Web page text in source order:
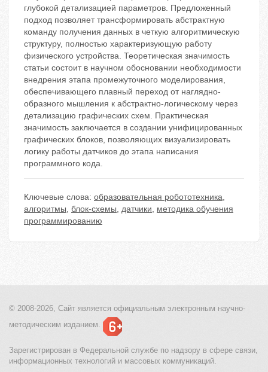
глубокой детализацией параметров. Предложенный
подход позволяет трансформировать абстрактную
команду получения данных в четкую алгоритмическую
структуру, полностью характеризующую работу
физического устройства. Теоретическая значимость
статьи состоит в научном обосновании необходимости
внедрения этапа промежуточного моделирования,
обеспечивающего плавный переход от наглядно-
образного мышления к абстрактно-логическому через
детализацию графических схем. Практическая
значимость заключается в создании унифицированных
графических блоков, позволяющих визуализировать
логику работы датчиков до этапа написания
программного кода.
Ключевые слова: образовательная робототехника,
алгоритмы, блок-схемы, датчики, методика обучения
программированию
© 2008-2026, Сайт является официальным электронным научно-
методическим изданием.
Зарегистрирован в Федеральной службе по надзору в сфере связи,
информационных технологий и массовых коммуникаций.